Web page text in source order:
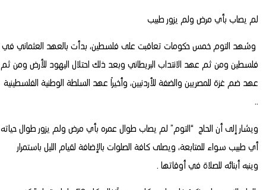
لم يصاب بأي مرض ولم يزور طبيب
وشهد التوم خمس حكومات تعاقبت على فلسطين، بدأت بالعهد العثماني في
فلسطين ومن ثم عهد الانتداب البريطاني وبعد ذلك احتلال اليهود للأرض ومن ثم
عهد ضم غزة للمصريين والضفة للأردنيين، وأخيراً عهد السلطة الوطنية الفلسطينية
..
ويشار إلى أن الحاج “التوم” لم يصاب طوال عمره بأي مرض ولم يزور طوال حياته
أي طبيب سواء للمتابعة، ويصلى كافة الصلوات بالإضافة لقيام الليل باستمرار
وينبه أبنائه للصلاة في أوقاتها .